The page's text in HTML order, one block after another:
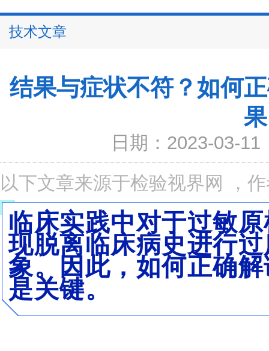
技术文章
结果与症状不符？如何
日期：2023-03-11
以下文章来源于检验视界网
，
临床实践中对于过敏
现脱离临床病史进行
象。因此，如何正确
是关键。